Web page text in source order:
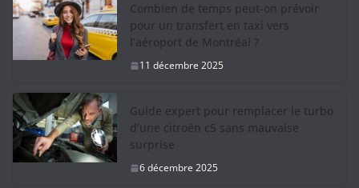
Combien de temps peut-on prévoir
pour un transfert en taxi vers
l’aéroport de Montréal ?
11 décembre 2025
Guide expert pour remplacer le turbo
d’une citroën c5 sans mauvaise
surprise
6 décembre 2025